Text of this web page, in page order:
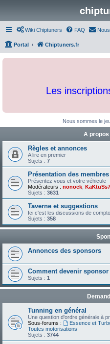
Wiki Chiptuners FAQ
Portal Chiptuners.fr
Les
Nous sommes le
A
Règles et annonces
A lire en premier
Sujets : 7
Présentation des membres
Présentez vous et votre véhicule
Modérateurs : nonock
Sujets : 3631
Taverne et suggestions
Ici c'est les discussions de
Sujets : 358
Annonces des sponsors
Comment devenir sponsor
Sujets : 1
Tunning en général
Une question d'ordre générale à
Sous-forums :
Essence et
Toutes motorisations
Sujets : 3744